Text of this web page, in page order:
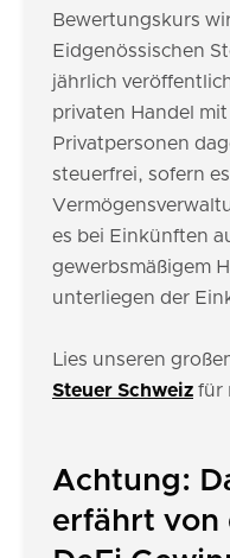
Bewertungskurs
Eidgenössischen
jährlich
privaten Handel
Privatpersonen
steuerfrei, sofern
es bei Einkünften
gewerbsmäßigem
unterliegen der
Lies unseren
Steuer Schweiz für
Achtung:
erfährt von